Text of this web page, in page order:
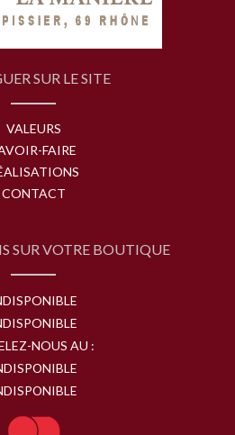
SUR LE SITE
VALEURS
FAIRE
CONTACT
SUR VOTRE BOUTIQUE
NOUS AU :